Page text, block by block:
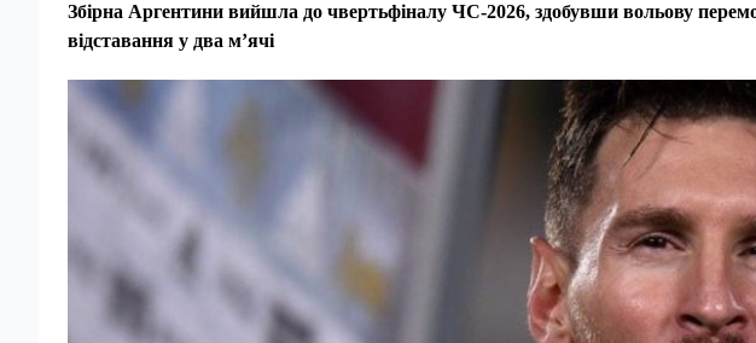
Збірна Аргентини вийшла до чвертьфіналу ЧС-2026, здобувши вольову
відставання у два м’ячі